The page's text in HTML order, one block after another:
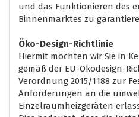
und das Funktionieren des
Binnenmarktes zu
Öko-Design-Richtlinie
Hiermit möchten wir Sie in
gemäß der EU-Ökodesign-
Verordnung 2015/1188 zur
Anforderungen an die
Einzelraumheizgeräten